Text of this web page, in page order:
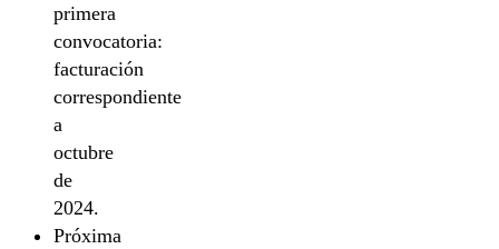
primera
convocatoria:
facturación
correspondiente
a
octubre
de
2024.
Próxima